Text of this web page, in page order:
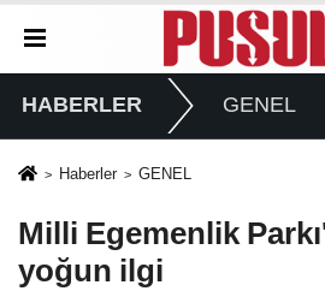
HABERLER GENEL
Haberler GENEL
Milli Egemenlik
yoğun ilgi